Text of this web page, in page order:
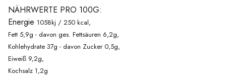
NÄHRWERTE PRO 100G:
Energie 1058kj / 250 kcal,
Fett 5,9g - davon ges. Fettsäuren 6,2g,
Kohlehydrate 37g - davon Zucker 0,5g,
Eiweiß 9,2g,
Kochsalz 1,2g